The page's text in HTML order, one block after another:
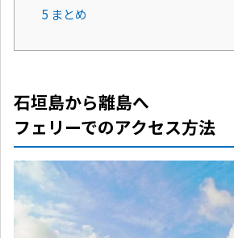
5 まとめ
石垣島から離島へ
フェリーでのアクセス方法